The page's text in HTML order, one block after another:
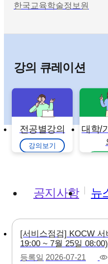
한국교육학술정보원
강의 큐레이션
전공별강의
강의보기
대학/
공지사항 뉴
[서비스점검] KOCW
19:00 ~ 7월 25일 08:00)
등록일 2026-07-21